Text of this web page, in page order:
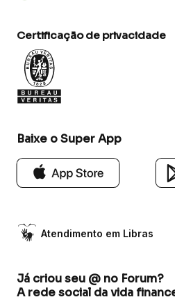
Certificação de privacidade
Baixe o Super App
Atendimento em Libras
Já criou seu @ no Forum?
A rede social da vida